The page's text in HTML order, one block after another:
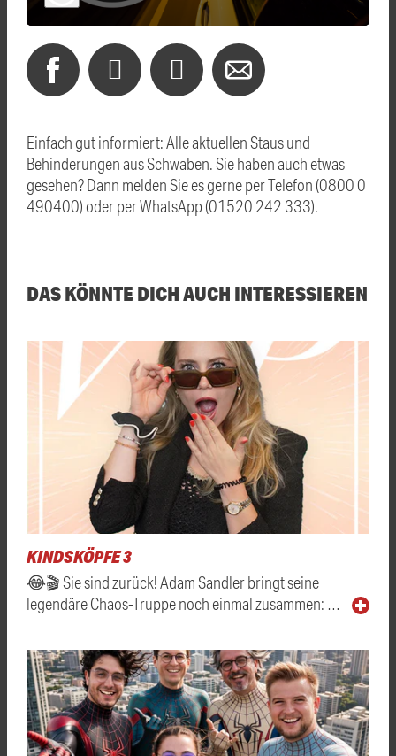
Einfach gut informiert: Alle aktuellen Staus und
Behinderungen aus Schwaben. Sie haben auch etwas
gesehen? Dann melden Sie es gerne per Telefon (0800 0
490400) oder per WhatsApp (01520 242 333).
DAS KÖNNTE DICH AUCH INTERESSIEREN
KINDSKÖPFE 3
😂🎬 Sie sind zurück! Adam Sandler bringt seine
legendäre Chaos-Truppe noch einmal zusammen: …